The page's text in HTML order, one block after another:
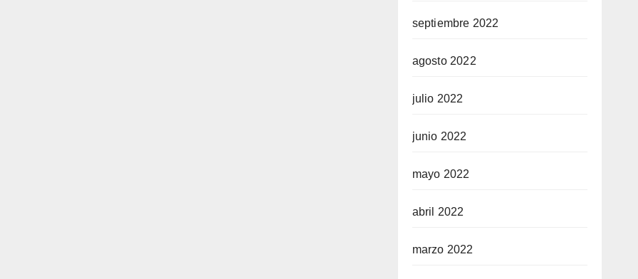
septiembre 2022
agosto 2022
julio 2022
junio 2022
mayo 2022
abril 2022
marzo 2022